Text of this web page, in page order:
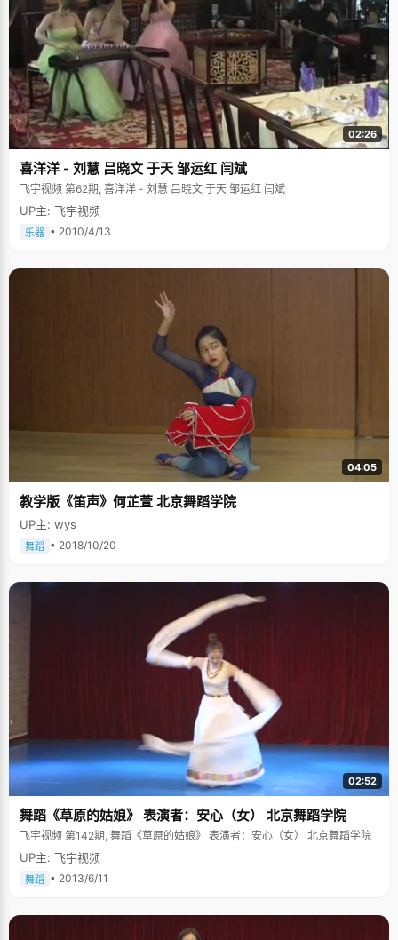
02:26
喜洋洋 - 刘慧 吕晓文 于天 邹运红 闫斌
飞宇视频 第62期, 喜洋洋 - 刘慧 吕晓文 于天 邹运红 闫斌
UP主: 飞宇视频
乐器 • 2010/4/13
04:05
教学版《笛声》何芷萱 北京舞蹈学院
UP主: wys
舞蹈 • 2018/10/20
02:52
舞蹈《草原的姑娘》 表演者：安心（女） 北京舞蹈学院
飞宇视频 第142期, 舞蹈《草原的姑娘》 表演者：安心（女） 北京舞蹈学院
UP主: 飞宇视频
舞蹈 • 2013/6/11